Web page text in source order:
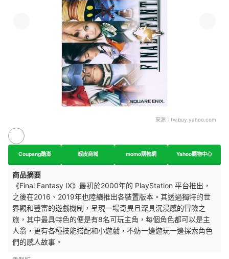
來源： tw.buy.yahoo.com
Coupang酷澎 蝦皮商城 momo購物網 Yahoo購物中心
商品摘要
《Final Fantasy IX》最初於2000年的 PlayStation 平台推出，
之後在2016、2019年也陸續推出各裝置版本。其透過獨特的世
界觀和豐富的遊戲機制，呈現一場奇異且深具沉浸感的冒險之
旅，其中最具特色的便是有8名可玩主角，每個角色都可以是主
人翁， 更有各種技能搭配和小遊戲，不妨一邊遊玩一邊探索角色
們的感人故事。